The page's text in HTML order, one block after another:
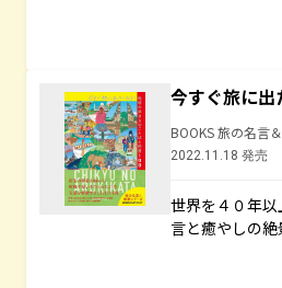
今すぐ旅に出
BOOKS 旅の名言
2022.11.18 発売
世界を４０年
言と癒やしの絶